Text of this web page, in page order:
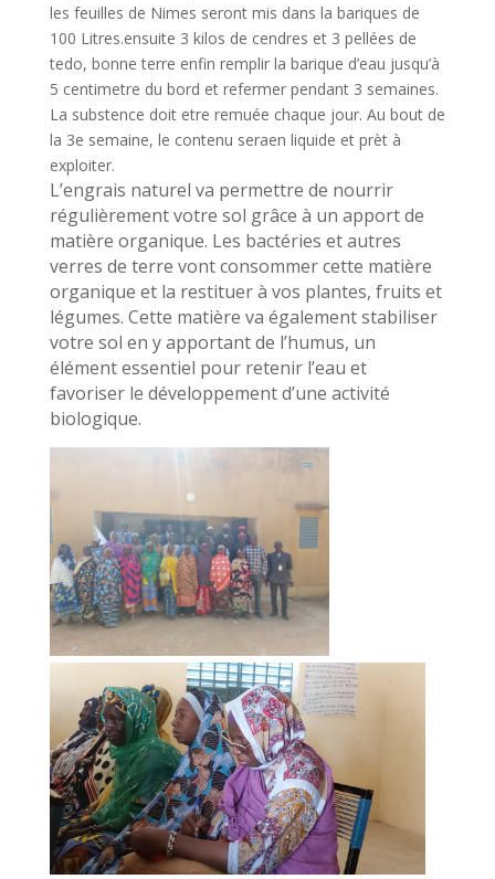
les feuilles de Nimes seront mis dans la bariques de
100 Litres.ensuite 3 kilos de cendres et 3 pellées de
tedo, bonne terre enfin remplir la barique d’eau jusqu’à
5 centimetre du bord et refermer pendant 3 semaines.
La substence doit etre remuée chaque jour. Au bout de
la 3e semaine, le contenu seraen liquide et prèt à
exploiter.
L’engrais naturel va permettre de nourrir
régulièrement votre sol grâce à un apport de
matière organique. Les bactéries et autres
verres de terre vont consommer cette matière
organique et la restituer à vos plantes, fruits et
légumes. Cette matière va également stabiliser
votre sol en y apportant de l’humus, un
élément essentiel pour retenir l’eau et
favoriser le développement d’une activité
biologique.